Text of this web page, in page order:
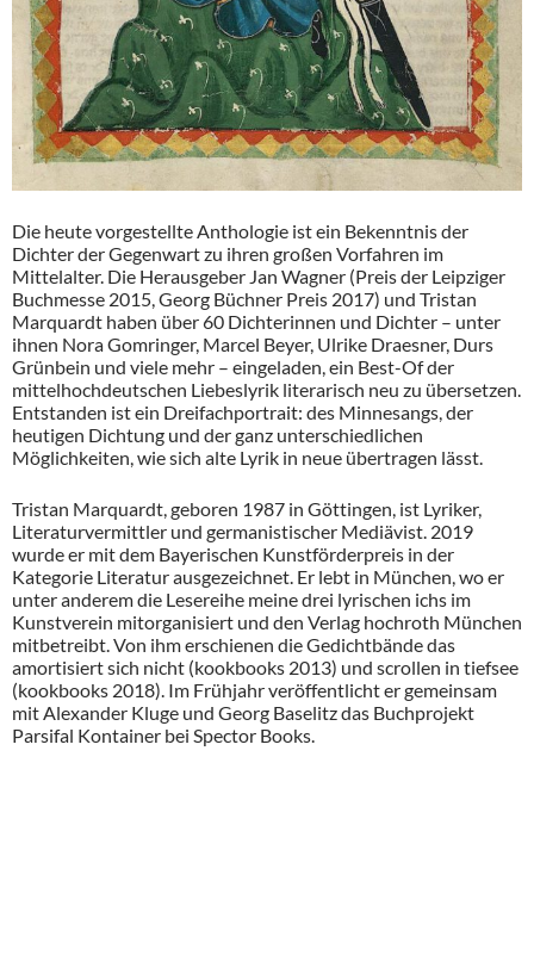
Die heute vorgestellte Anthologie ist ein Bekenntnis der
Dichter der Gegenwart zu ihren großen Vorfahren im
Mittelalter. Die Herausgeber Jan Wagner (Preis der Leipziger
Buchmesse 2015, Georg Büchner Preis 2017) und Tristan
Marquardt haben über 60 Dichterinnen und Dichter – unter
ihnen Nora Gomringer, Marcel Beyer, Ulrike Draesner, Durs
Grünbein und viele mehr – eingeladen, ein Best-Of der
mittelhochdeutschen Liebeslyrik literarisch neu zu übersetzen.
Entstanden ist ein Dreifachportrait: des Minnesangs, der
heutigen Dichtung und der ganz unterschiedlichen
Möglichkeiten, wie sich alte Lyrik in neue übertragen lässt.
Tristan Marquardt, geboren 1987 in Göttingen, ist Lyriker,
Literaturvermittler und germanistischer Mediävist. 2019
wurde er mit dem Bayerischen Kunstförderpreis in der
Kategorie Literatur ausgezeichnet. Er lebt in München, wo er
unter anderem die Lesereihe meine drei lyrischen ichs im
Kunstverein mitorganisiert und den Verlag hochroth München
mitbetreibt. Von ihm erschienen die Gedichtbände das
amortisiert sich nicht (kookbooks 2013) und scrollen in tiefsee
(kookbooks 2018). Im Frühjahr veröffentlicht er gemeinsam
mit Alexander Kluge und Georg Baselitz das Buchprojekt
Parsifal Kontainer bei Spector Books.